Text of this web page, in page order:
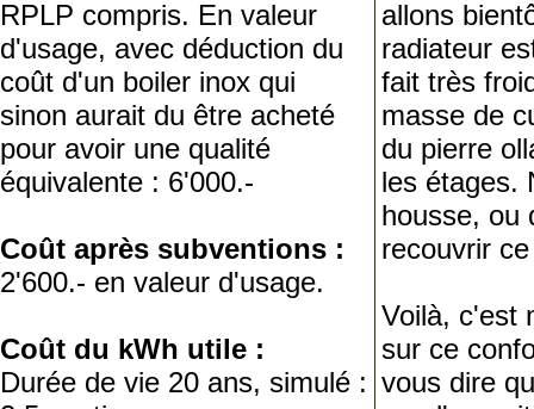
RPLP compris. En valeur
d'usage, avec déduction du
coût d'un boiler inox qui
sinon aurait du être acheté
pour avoir une qualité
équivalente : 6'000.-
Coût après subventions :
2'600.- en valeur d'usage.
Coût du kWh utile :
Durée de vie 20 ans, simulé :
allons
radiateur
fait très
masse de
du pierre
les étages.
housse, ou
recouvrir
Voilà, c'est
sur ce
vous dire